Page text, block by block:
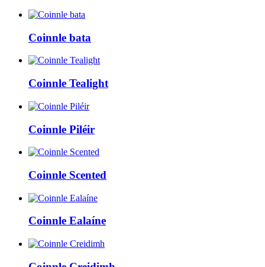
Coinnle bata
Coinnle Tealight
Coinnle Piléir
Coinnle Scented
Coinnle Ealaíne